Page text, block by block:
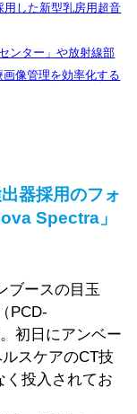
した新型乳房用超音
ンター」や放射線部
像管理を効率化する
器採用のフォ
Spectra」
ブースの目玉
PCD-
初日にアンベー
スケアのCT技
く投入されてお